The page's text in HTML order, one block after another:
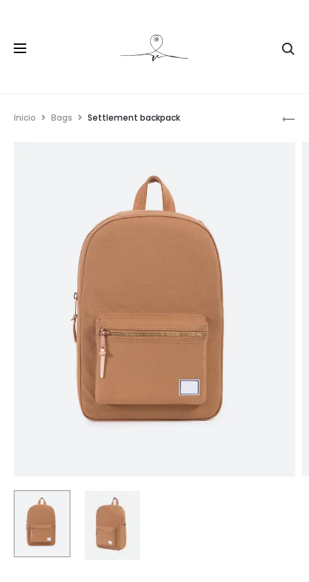
Inicio Bags Settlement backpack